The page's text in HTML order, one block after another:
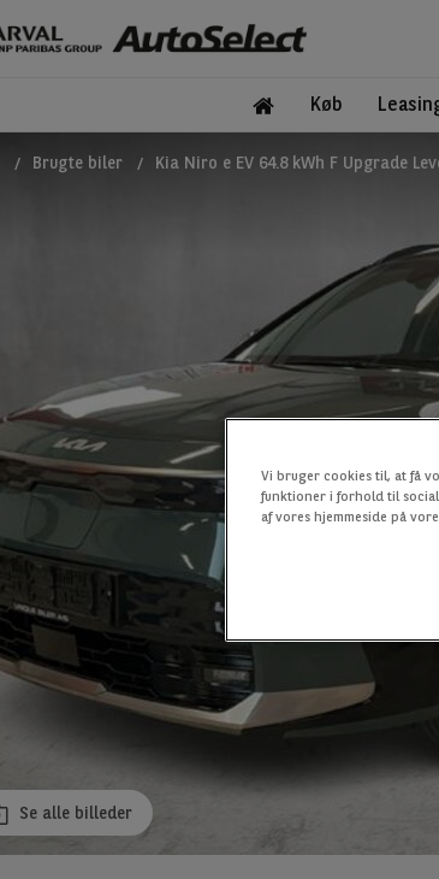
Køb
Brugte biler Kia Niro e EV 64.8 kWh F Upgrade
Se alle billeder
Vi bruger cookies til, at få
funktioner i forhold til
af vores hjemmeside på